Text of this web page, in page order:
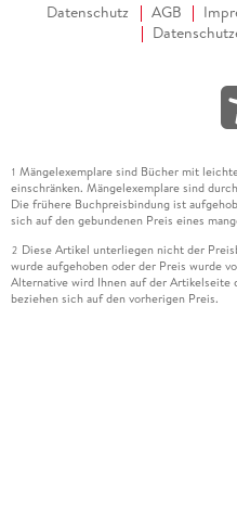
Datenschutz AGB
1 Mängelexemplare sind Bücher mit
einschränken. Mängelexemplare sind
Die frühere Buchpreisbindung ist
sich auf den gebundenen Preis eines
2 Diese Artikel unterliegen nicht der
wurde aufgehoben oder der Preis wurde
Alternative wird Ihnen auf der Artikelseite
beziehen sich auf den vorherigen Preis.